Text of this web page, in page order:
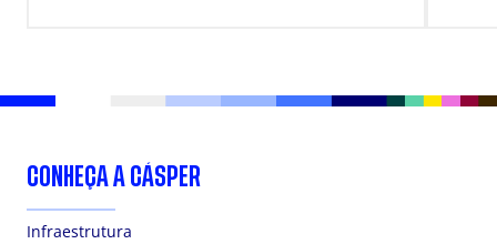
CONHEÇA A CÁSPER
Infraestrutura